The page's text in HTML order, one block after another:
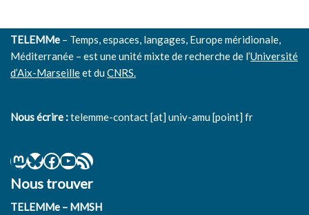
TELEMMe – Temps, espaces, langages, Europe méridionale,
Méditerranée – est une unité mixte de recherche de l’Université
d’Aix-Marseilleet duCNRS.
Nous écrire :telemme-contact [at] univ-amu [point] fr
Nous trouver
TELEMMe – MMSH